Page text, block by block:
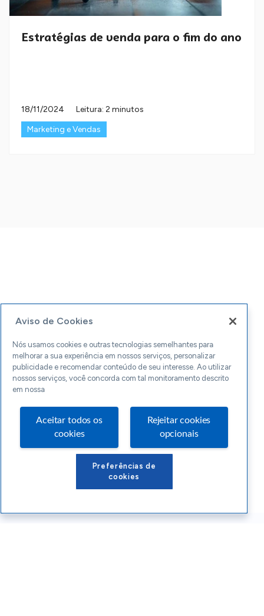
Estratégias de venda para o fim do ano
18/11/2024
Leitura: 2 minutos
Marketing e Vendas
Aviso de Cookies
Nós usamos cookies e outras tecnologias semelhantes para
melhorar a sua experiência em nossos serviços, personalizar
publicidade e recomendar conteúdo de seu interesse. Ao utilizar
nossos serviços, você concorda com tal monitoramento descrito
em nossa
Aceitar todos os
cookies
Rejeitar cookies
opcionais
Preferências de
cookies